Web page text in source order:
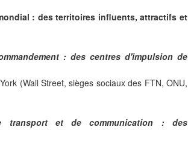
: des territoires influents, attractifs et
: des centres d'impulsion de
(Wall Street, sièges sociaux des FTN, ONU,
transport et de communication : des